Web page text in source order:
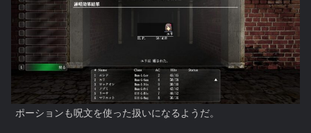
ポーションも呪文を使った扱いになるようだ。